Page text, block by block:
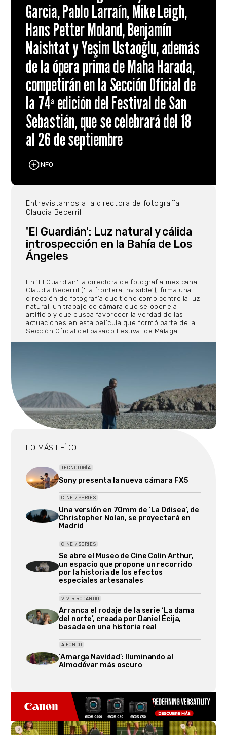
Garcia, Pablo Larraín, Mike Leigh,
Hans Petter Moland, Benjamín
Naishtat y Yeşim Ustaoğlu, además
de la ópera prima de Maha Harada,
competirán en la Sección Oficial de
la 74ª edición del Festival de San
Sebastián, que se celebrará del 18
al 26 de septiembre
INFO
Entrevistamos a la directora de fotografía
Claudia Becerril
'El Guardián': Luz natural y cálida
introspección en la Bahía de Los
Ángeles
En ‘El Guardián’ la directora de fotografía mexicana
Claudia Becerril (‘La frontera invisible’), firma una
dirección de fotografía que tiene como centro la luz
natural, un trabajo de cámara que se opone al
artificio y que busca favorecer la verdad de las
actuaciones en esta película que formó parte de la
Sección Oficial del pasado Festival de Málaga.
LO MÁS LEÍDO
TECNOLOGÍA
Sony presenta la nueva cámara FX5
CINE / SERIES
Una versión en 70mm de ‘La Odisea’, de
Christopher Nolan, se proyectará en
Madrid
CINE / SERIES
Se abre el Museo de Cine Colin Arthur,
un espacio que propone un recorrido
por la historia de los efectos
especiales artesanales
VIVIR RODANDO
Arranca el rodaje de la serie ‘La dama
del norte’, creada por Daniel Écija,
basada en una historia real
A FONDO
‘Amarga Navidad’: Iluminando al
Almodóvar más oscuro